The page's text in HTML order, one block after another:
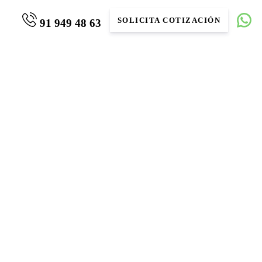
91 949 48 63 SOLICITA COTIZACIÓN